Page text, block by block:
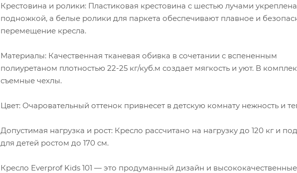
Крестовина и ролики: Пластиковая крестовина с шестью лучами укреплена
подножкой, а белые ролики для паркета обеспечивают плавное и
перемещение кресла.
Материалы: Качественная тканевая обивка в сочетании с вспененным
полиуретаном плотностью 22-25 кг/куб.м создает мягкость и уют. В
съемные чехлы.
Цвет: Очаровательный оттенок привнесет в детскую комнату нежность и
Допустимая нагрузка и рост: Кресло рассчитано на нагрузку до 120 кг и
для детей ростом до 170 см.
Кресло Everprof Kids 101 — это продуманный дизайн и высококачественные